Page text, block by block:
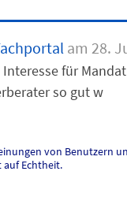
am 28.
Interesse für
so gut w
von Benutzern
Echtheit.